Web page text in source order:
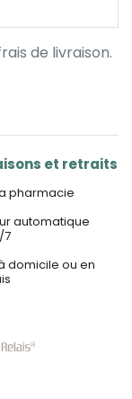
de livraison.
et retraits
pharmacie
automatique
7
domicile ou en